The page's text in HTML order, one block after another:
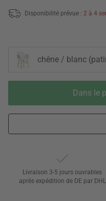
Disponibilité prévue : 2 à 4
chêne / blanc
Dans le
Livraison 3-5 jours ouvrables
après expédition de DE par DHL